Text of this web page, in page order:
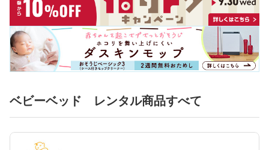
ベビーベッド レンタル商品すべて